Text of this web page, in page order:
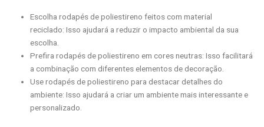
Escolha rodapés de poliestireno feitos com material
reciclado: Isso ajudará a reduzir o impacto ambiental da sua
escolha.
Prefira rodapés de poliestireno em cores neutras: Isso facilitará
a combinação com diferentes elementos de decoração.
Use rodapés de poliestireno para destacar detalhes do
ambiente: Isso ajudará a criar um ambiente mais interessante e
personalizado.